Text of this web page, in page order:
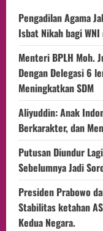
Pengadilan Agama
Isbat Nikah bagi
Menteri BPLH Moh.
Dengan Delegasi 6
Meningkatkan SDM
Aliyuddin: Anak
Berkarakter, dan
Putusan Diundur
Sebelumnya Jadi
Presiden Prabowo
Stabilitas ketahan
Kedua Negara.